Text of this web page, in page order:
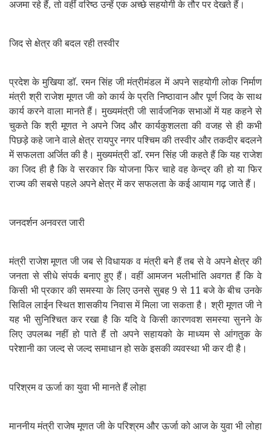
अजमा रहे हैं, तो वहीं वरिष्ठ उन्हें एक अच्छे सहयोगी के तौर पर देखते हैं।
जिद से क्षेत्र की बदल रही तस्वीर
प्रदेश के मुखिया डाॅ. रमन सिंह जी मंत्रीमंडल में अपने सहयोगी लोक निर्माण
मंत्री श्री राजेश मूणत जी को कार्य के प्रति निष्ठावान और पूर्ण जिद के साथ
कार्य करने वाला मानते हैं। मुख्यमंत्री जी सार्वजनिक सभाओं में यह कहने से
चुकते कि श्री मूणत ने अपने जिद और कार्यकुशलता की वजह से ही कभी
पिछड़े कहे जाने वाले क्षेत्र रायपुर नगर पश्चिम की तस्वीर और तकदीर बदलने
में सफलता अर्जित की है। मुख्यमंत्री डाॅ. रमन सिंह जी कहते हैं कि यह राजेश
का जिद ही है कि वे सरकार कि योजना फिर चाहे वह केन्द्र की हो या फिर
राज्य की सबसे पहले अपने क्षेत्र में कर सफलता के कई आयाम गढ़ जाते हैं।
जनदर्शन अनवरत जारी
मंत्री राजेश मूणत जी जब से विधायक व मंत्री बने हैं तब से वे अपने क्षेत्र की
जनता से सीधे संपर्क बनाए हुए हैं। वहीं आमजन भलीभांति अवगत हैं कि वे
किसी भी प्रकार की समस्या के लिए उनसे सुबह 9 से 11 बजे के बीच उनके
सिविल लाईन स्थित शासकीय निवास में मिला जा सकता है। श्री मूणत जी ने
यह भी सुनिश्चित कर रखा है कि यदि वे किसी कारणवश समस्या सुनने के
लिए उपलब्ध नहीं हो पाते हैं तो अपने सहायको के माध्यम से आंगतुक के
परेशानी का जल्द से जल्द समाधान हो सके इसकी व्यवस्था भी कर दी है।
परिश्रम व ऊर्जा का युवा भी मानते हैं लोहा
माननीय मंत्री राजेष मूणत जी के परिश्रम और ऊर्जा को आज के युवा भी लोहा